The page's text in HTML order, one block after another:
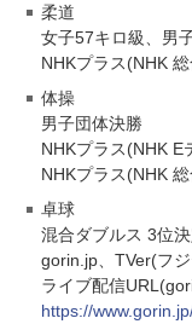
柔道
女子57キロ級、男
NHKプラス(NHK
体操
男子団体決勝
NHKプラス(NHK
NHKプラス(NHK
卓球
混合ダブルス 3位
gorin.jp、TVer(フ
ライブ配信
https://